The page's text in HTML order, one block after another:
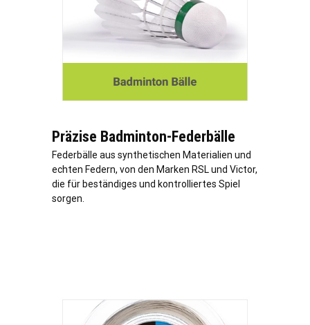
Präzise Badminton-Federbälle
Federbälle aus synthetischen Materialien und
echten Federn, von den Marken RSL und Victor,
die für beständiges und kontrolliertes Spiel
sorgen.